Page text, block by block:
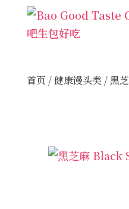
首页 /健康馒头类/ 黑